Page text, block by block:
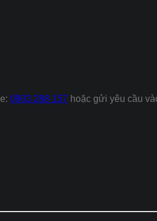
0903 288 157 hoặc gửi yêu cầu